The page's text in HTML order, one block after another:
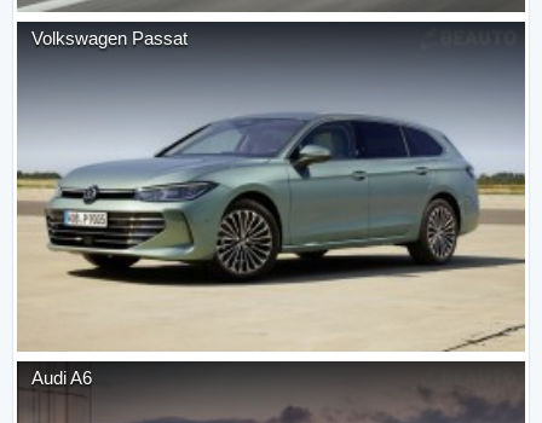
Volkswagen Passat
AudiA6